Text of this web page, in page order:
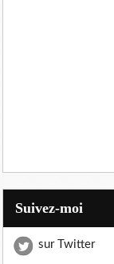
Suivez-moi
sur Twitter